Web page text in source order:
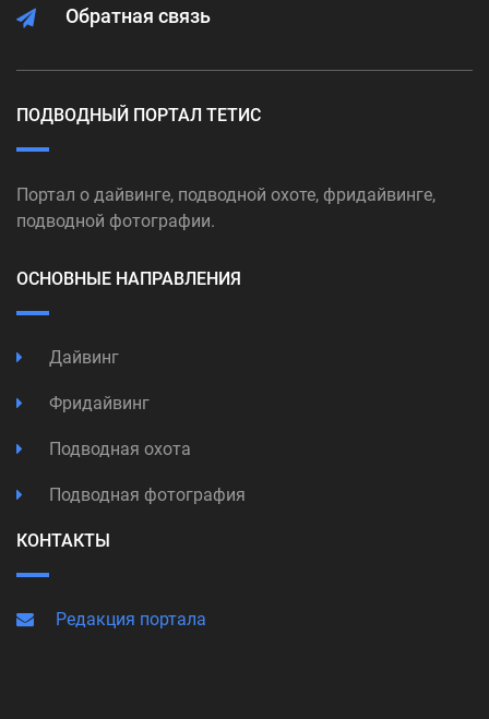
Обратная связь
ПОДВОДНЫЙ ПОРТАЛ ТЕТИС
Портал о дайвинге, подводной охоте, фридайвинге,
подводной фотографии.
ОСНОВНЫЕ НАПРАВЛЕНИЯ
Дайвинг
Фридайвинг
Подводная охота
Подводная фотография
КОНТАКТЫ
Редакция портала